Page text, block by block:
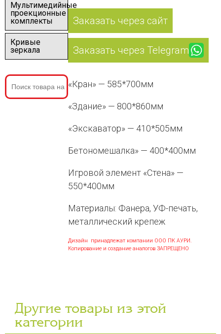
Мультимедийные
проекционные
комплекты
Кривые
зеркала
Заказать через сайт
Заказать через Telegram
«Кран» — 585*700мм
«Здание» — 800*860мм
«Экскаватор» — 410*505мм
Бетономешалка» — 400*400мм
Игровой элемент «Стена» —
550*400мм
Материалы: Фанера, УФ-печать,
металлический крепеж
Дизайн принадлежат компании ООО ПК АУРИ.
Копирование и создание аналогов ЗАПРЕЩЕНО
Другие товары из этой
категории